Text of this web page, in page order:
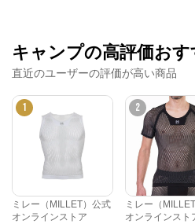
キャンプの高評価お
直近のユーザーの評価が高い商品
1
ミレー（MILLET）公式
オンラインストア
2
ミレー（
オンラインスト
式オンラインストア